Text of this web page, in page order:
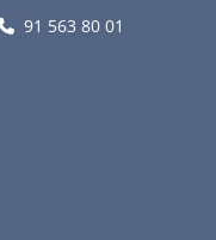
91 563 80 01